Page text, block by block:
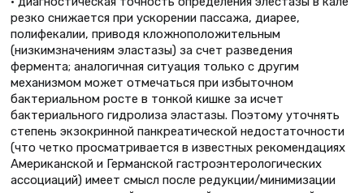
резко снижается при ускорении пассажа, диарее,
полифекалии, приводя кложноположительным
(низкимзначениям эластазы) за счет разведения
фермента; аналогичная ситуация только с другим
механизмом может отмечаться при избыточном
бактериальном росте в тонкой кишке за исчет
бактериального гидролиза эластазы. Поэтому уточнять
степень экзокринной панкреатической недостаточности
(что четко просматривается в известных рекомендациях
Американской и Германской гастроэнтерологических
ассоциаций) имеет смысл после редукции/минимизации